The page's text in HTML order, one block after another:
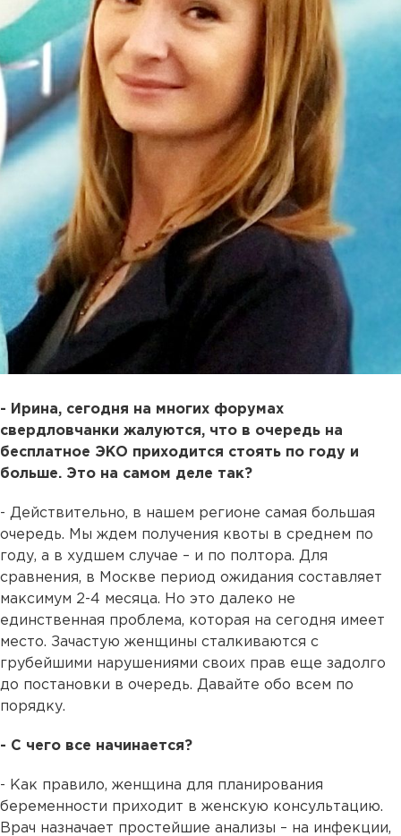
- Ирина, сегодня на многих форумах
свердловчанки жалуются, что в очередь на
бесплатное ЭКО приходится стоять по году и
больше. Это на самом деле так?
- Действительно, в нашем регионе самая большая
очередь. Мы ждем получения квоты в среднем по
году, а в худшем случае – и по полтора. Для
сравнения, в Москве период ожидания составляет
максимум 2-4 месяца. Но это далеко не
единственная проблема, которая на сегодня имеет
место. Зачастую женщины сталкиваются с
грубейшими нарушениями своих прав еще задолго
до постановки в очередь. Давайте обо всем по
порядку.
- С чего все начинается?
- Как правило, женщина для планирования
беременности приходит в женскую консультацию.
Врач назначает простейшие анализы – на инфекции,